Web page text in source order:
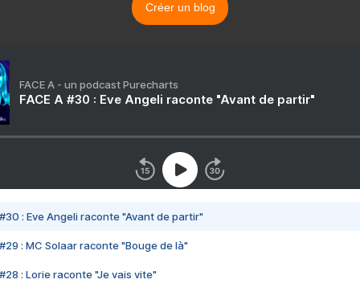
Créer un blog
FACE A - un podcast Purecharts
FACE A #30 : Eve Angeli raconte "Avant de partir"
#30 : Eve Angeli raconte "Avant de partir"
#29 : MC Solaar raconte "Bouge de là"
#28 : Lorie raconte "Je vais vite"